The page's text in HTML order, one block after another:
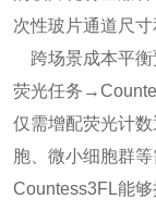
次性玻片通道尺
跨场景成本平衡
荧光任务
仅需增配荧光计
胞、微小细胞群
Countess3FL能